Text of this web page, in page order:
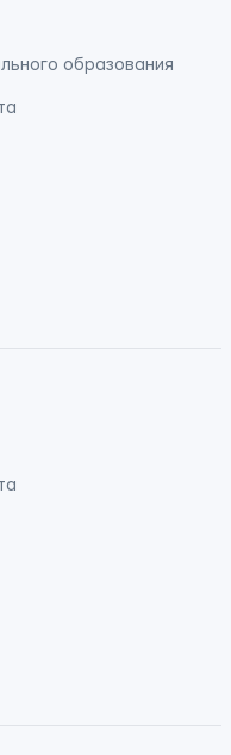
образования